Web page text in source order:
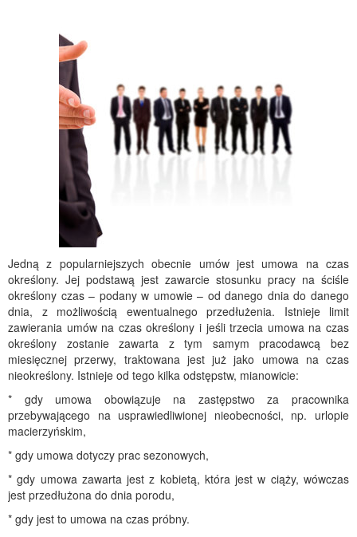
Jedną z popularniejszych obecnie umów jest umowa na czas
określony. Jej podstawą jest zawarcie stosunku pracy na ściśle
określony czas – podany w umowie – od danego dnia do danego
dnia, z możliwością ewentualnego przedłużenia. Istnieje limit
zawierania umów na czas określony i jeśli trzecia umowa na czas
określony zostanie zawarta z tym samym pracodawcą bez
miesięcznej przerwy, traktowana jest już jako umowa na czas
nieokreślony. Istnieje od tego kilka odstępstw, mianowicie:
* gdy umowa obowiązuje na zastępstwo za pracownika
przebywającego na usprawiedliwionej nieobecności, np. urlopie
macierzyńskim,
* gdy umowa dotyczy prac sezonowych,
* gdy umowa zawarta jest z kobietą, która jest w ciąży, wówczas
jest przedłużona do dnia porodu,
* gdy jest to umowa na czas próbny.